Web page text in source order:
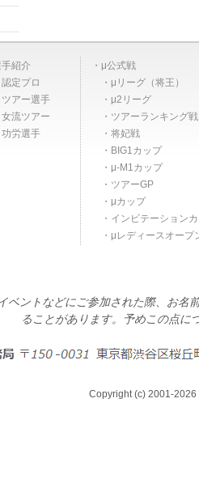
紹介
認定プロ
ツアー選手
女流ツアー
功労選手
μ公式戦
μリーグ（将王）
μ2リーグ
ツアーランキング
将妃戦
BIG1カップ
μ-M1カップ
ツアーGP
μカップ
インビテーション
μレディースオープ
ントなどにご参加された際、お名
ることがあります。予めこの点に
Copyright (c) 2001-